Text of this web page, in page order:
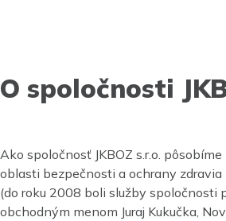
O spoločnosti
Ako spoločnosť JKBOZ s.r.o.
oblasti bezpečnosti a ochrany
(do roku 2008 boli služby spoločnosti
obchodným menom Juraj Kukučka,